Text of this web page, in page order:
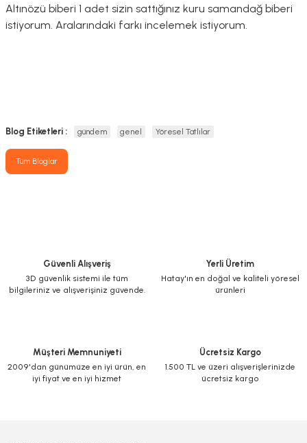
Altınözü biberi 1 adet sizin sattığınız kuru samandağ biberi
istiyorum. Aralarındaki farkı incelemek istiyorum.
Blog Etiketleri : gündem genel Yöresel Tatlılar
Tüm Bloglar
Güvenli Alışveriş
3D güvenlik sistemi ile tüm
bilgileriniz ve alışverişiniz güvende.
Yerli Üretim
Hatay'ın en doğal ve kaliteli yöresel
ürünleri
Müşteri Memnuniyeti
2009'dan günümüze en iyi ürün, en
iyi fiyat ve en iyi hizmet
Ücretsiz Kargo
1.500 TL ve üzeri alışverişlerinizde
ücretsiz kargo